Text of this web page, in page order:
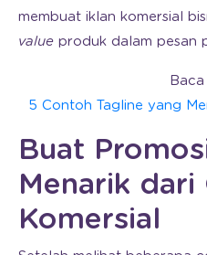
membuat iklan komersial
value produk dalam pesan
5 Contoh Tagline yang
Buat
Menarik dari
Komersial